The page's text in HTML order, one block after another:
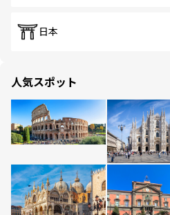
日本
人気スポット